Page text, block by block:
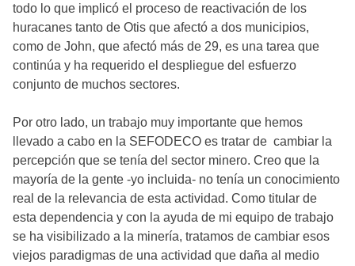
todo lo que implicó el proceso de reactivación de los
huracanes tanto de Otis que afectó a dos municipios,
como de John, que afectó más de 29, es una tarea que
continúa y ha requerido el despliegue del esfuerzo
conjunto de muchos sectores.
Por otro lado, un trabajo muy importante que hemos
llevado a cabo en la SEFODECO es tratar de cambiar la
percepción que se tenía del sector minero. Creo que la
mayoría de la gente -yo incluida- no tenía un conocimiento
real de la relevancia de esta actividad. Como titular de
esta dependencia y con la ayuda de mi equipo de trabajo
se ha visibilizado a la minería, tratamos de cambiar esos
viejos paradigmas de una actividad que daña al medio